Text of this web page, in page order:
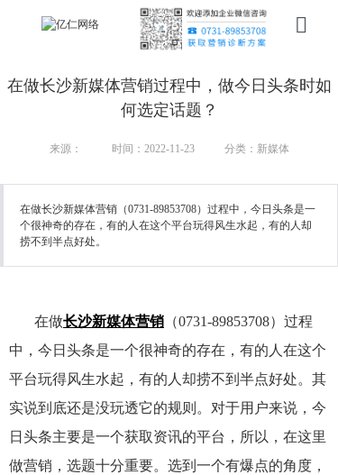
产品
服务
行业
案例
我们
在做长沙新媒体营销过程中，做今日头条时如
何选定话题？
来源： 时间：2022-11-23 分类：新媒体
在做长沙新媒体营销（0731-89853708）过程中，今日头条是一
个很神奇的存在，有的人在这个平台玩得风生水起，有的人却
捞不到半点好处。
在做长沙新媒体营销 （0731-89853708）过程
中，今日头条是一个很神奇的存在，有的人在这个
平台玩得风生水起，有的人却捞不到半点好处。其
实说到底还是没玩透它的规则。对于用户来说，今
日头条主要是一个获取资讯的平台，所以，在这里
做营销，选题十分重要。选到一个有爆点的角度，